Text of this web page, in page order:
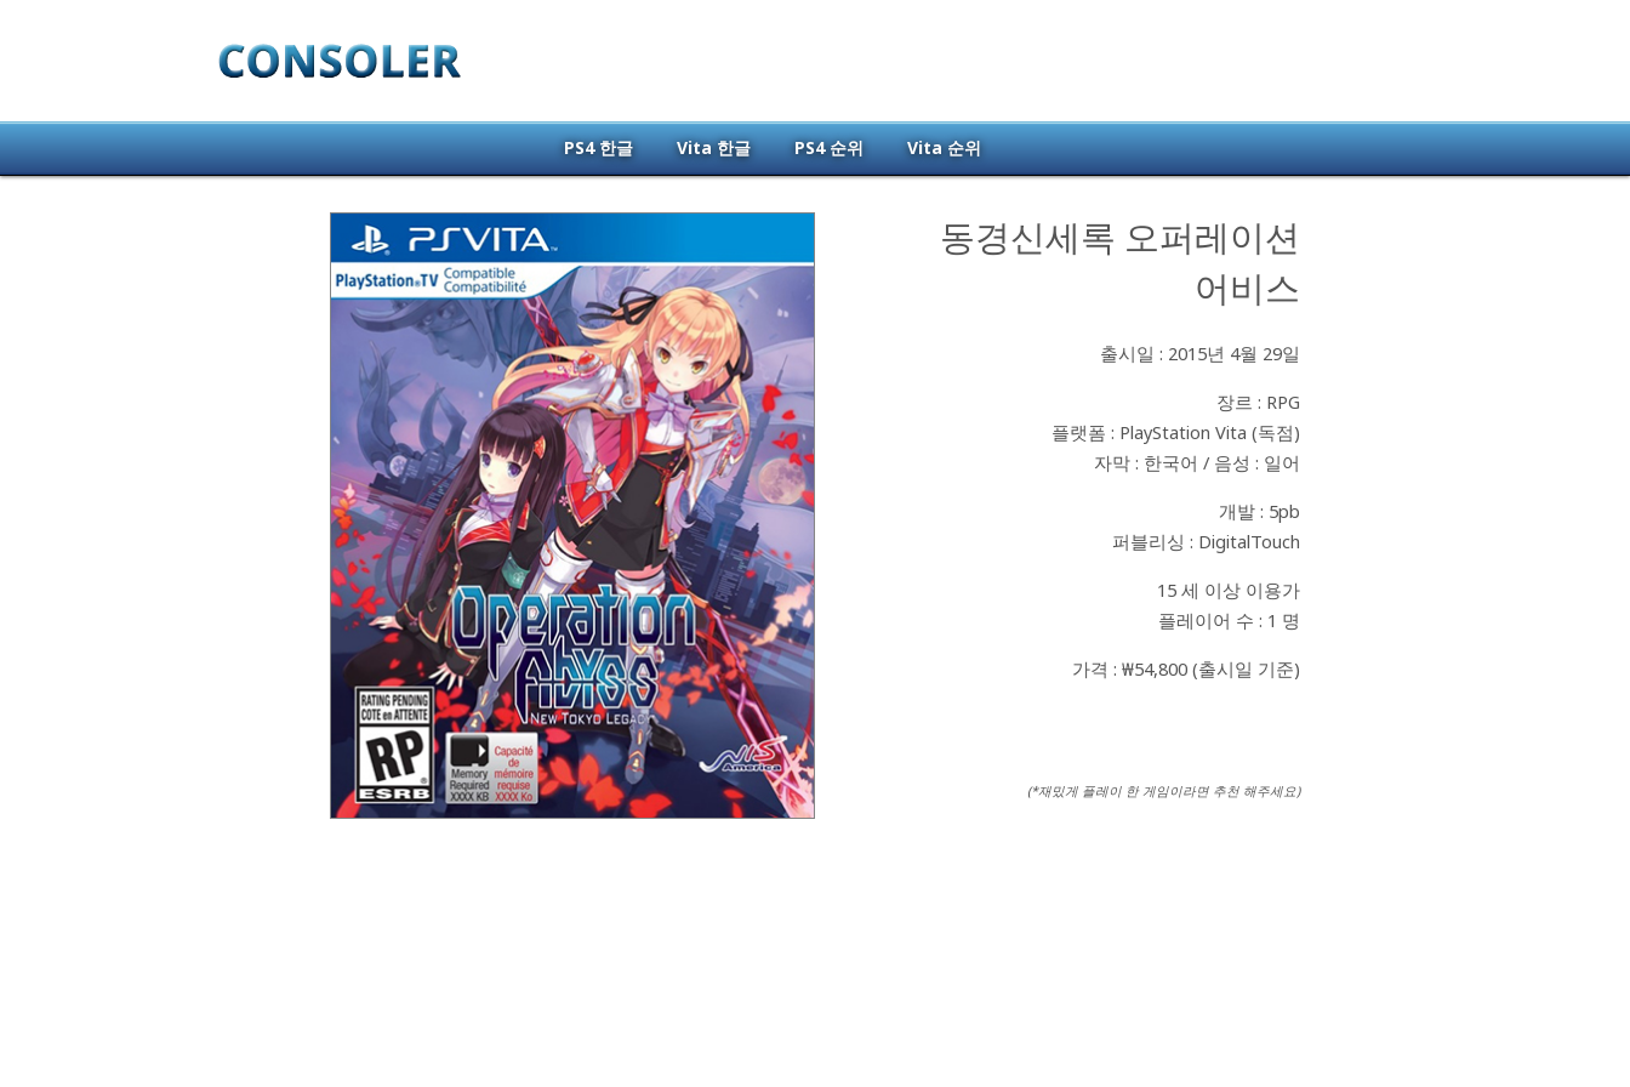
PS4 한글 Vita 한글 PS4 순위 Vita 순위
동경신세록 오퍼레이션
어비스
출시일 : 2015년 4월 29일
장르 : RPG
플랫폼 : PlayStation Vita (독점)
자막 : 한국어 / 음성 : 일어
개발 : 5pb
퍼블리싱 : DigitalTouch
15 세 이상 이용가
플레이어 수 : 1 명
가격 : ₩54,800 (출시일 기준)
(*재밌게 플레이 한 게임이라면 추천 해주세요)